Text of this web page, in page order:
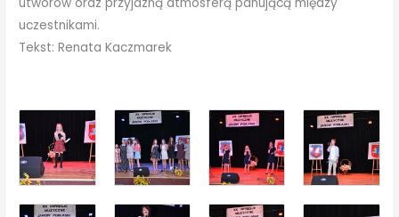
uczestnikami.
Tekst: Renata Kaczmarek